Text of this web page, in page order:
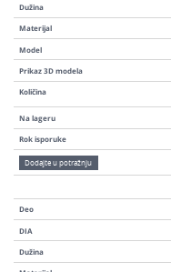
Dužina
Materijal
Model
Prikaz 3D modela
Količina
Na lageru
Rok isporuke
Dodajte u potražnju
Deo
DIA
Dužina